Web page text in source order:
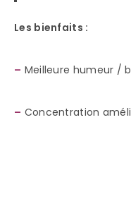
Les bienfaits :
– Meilleure humeur /
– Concentration